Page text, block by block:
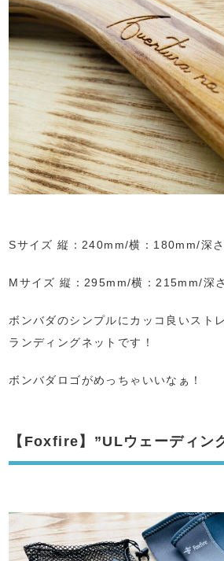
Sサイズ 縦：240mm/横：180mm/深
Mサイズ 縦：295mm/横：215mm/深
ボンバダのシンプルにカッコ良いスト
ランディングネットです！
ボンバダロゴがめっちゃいいなぁ！
【Foxfire】”ULウェーディン